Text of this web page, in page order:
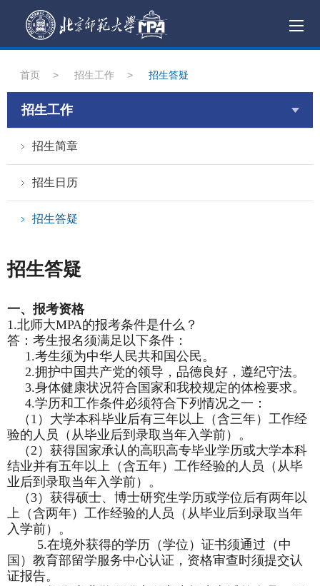
首页 > 招生工作 > 招生答疑
招生工作
招生简章
招生日历
招生答疑
招生答疑
一、报考资格
1.北师大MPA的报考条件是什么？
答：考生报名须满足以下条件：
1.考生须为中华人民共和国公民。
2.拥护中国共产党的领导，品德良好，遵纪守法。
3.身体健康状况符合国家和我校规定的体检要求。
4.学历和工作条件必须符合下列情况之一：
（1）大学本科毕业后有三年以上（含三年）工作经
验的人员（从毕业后到录取当年入学前）。
（2）获得国家承认的高职高专毕业学历或大学本科
结业并有五年以上（含五年）工作经验的人员（从毕
业后到录取当年入学前）。
（3）获得硕士、博士研究生学历或学位后有两年以
上（含两年）工作经验的人员（从毕业后到录取当年
入学前）。
5.在境外获得的学历（学位）证书须通过（中
国）教育部留学服务中心认证，资格审查时须提交认
证报告。